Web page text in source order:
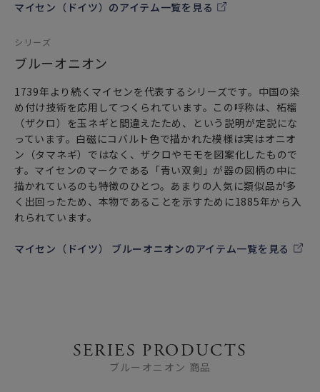
マイセン（ドイツ）のアイテム一覧を見る
シリーズ
ブルーオニオン
1739年より続くマイセンを代表するシリーズです。中国の染
め付け技術を応用してつくられています。この呼称は、柘榴
（ザクロ）を玉ネギと間違えたため、という説明が定説にな
っています。白磁にコバルト色で描かれた模様は実はオニオ
ン（タマネギ）ではなく、ザクロやモモを図案化したもので
す。マイセンのマークである「青い双剣」が器の図柄の中に
描かれているのも特徴のひとつ。あまりの人気に類似品が多
く出回ったため、本物であることを示すために1885年から入
れられています。
マイセン（ドイツ） ブルーオニオンのアイテム一覧を見る
SERIES PRODUCTS
ブルーオニオン 商品